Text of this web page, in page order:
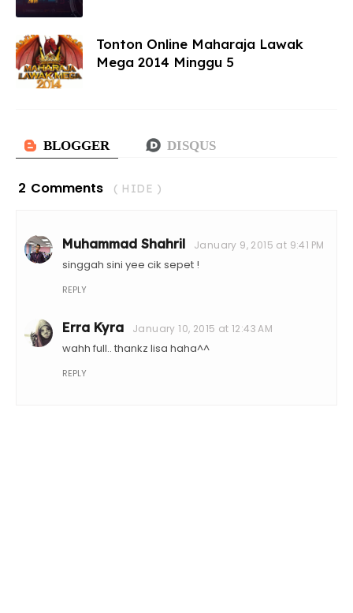
Tonton Online Maharaja Lawak
Mega 2014 Minggu 5
2 Comments ( HIDE )
Muhammad Shahril January 9, 2015 at 9:41 PM
singgah sini yee cik sepet !
REPLY
Erra Kyra January 10, 2015 at 12:43 AM
wahh full.. thankz lisa haha^^
REPLY